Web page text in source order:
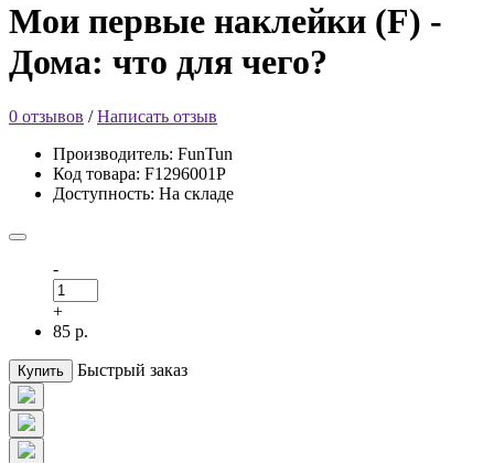
Мои первые наклейки (F) -
Дома: что для чего?
0 отзывов /Написать отзыв
Производитель: FunTun
Код товара: F1296001Р
Доступность: На складе
-
+
85 р.
Купить Быстрый заказ